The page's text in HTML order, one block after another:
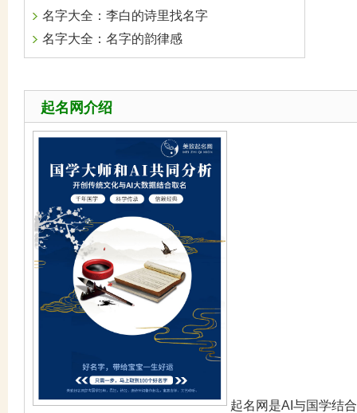
名字大全：李白的诗里找名字
名字大全：名字的韵律感
起名网介绍
起名网是AI与国学结